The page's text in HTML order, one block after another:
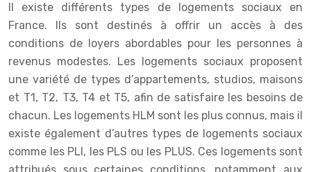
Il existe différents types de logements sociaux en
France. Ils sont destinés à offrir un accès à des
conditions de loyers abordables pour les personnes à
revenus modestes. Les logements sociaux proposent
une variété de types d’appartements, studios, maisons
et T1, T2, T3, T4 et T5, afin de satisfaire les besoins de
chacun. Les logements HLM sont les plus connus, mais il
existe également d’autres types de logements sociaux
comme les PLI, les PLS ou les PLUS. Ces logements sont